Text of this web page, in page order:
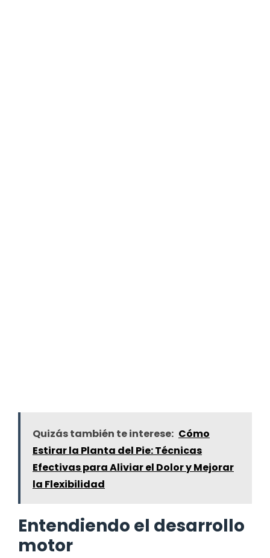
Quizás también te interese: Cómo
Estirar la Planta del Pie: Técnicas
Efectivas para Aliviar el Dolor y Mejorar
la Flexibilidad
Entendiendo el desarrollo
motor